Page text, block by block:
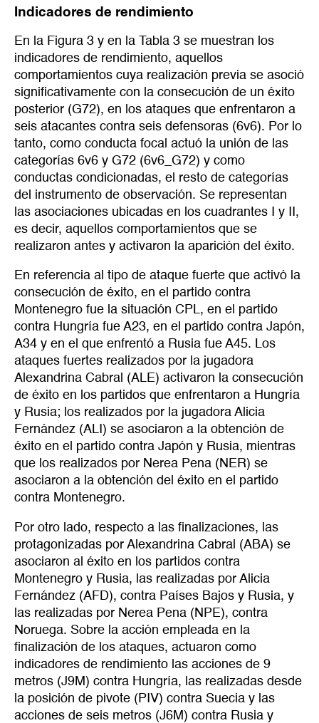
Indicadores de rendimiento
En la Figura 3 y en la Tabla 3 se muestran los
indicadores de rendimiento, aquellos
comportamientos cuya realización previa se asoció
significativamente con la consecución de un éxito
posterior (G72), en los ataques que enfrentaron a
seis atacantes contra seis defensoras (6v6). Por lo
tanto, como conducta focal actuó la unión de las
categorías 6v6 y G72 (6v6_G72) y como
conductas condicionadas, el resto de categorías
del instrumento de observación. Se representan
las asociaciones ubicadas en los cuadrantes I y II,
es decir, aquellos comportamientos que se
realizaron antes y activaron la aparición del éxito.
En referencia al tipo de ataque fuerte que activó la
consecución de éxito, en el partido contra
Montenegro fue la situación CPL, en el partido
contra Hungría fue A23, en el partido contra Japón,
A34 y en el que enfrentó a Rusia fue A45. Los
ataques fuertes realizados por la jugadora
Alexandrina Cabral (ALE) activaron la consecución
de éxito en los partidos que enfrentaron a Hungría
y Rusia; los realizados por la jugadora Alicia
Fernández (ALI) se asociaron a la obtención de
éxito en el partido contra Japón y Rusia, mientras
que los realizados por Nerea Pena (NER) se
asociaron a la obtención del éxito en el partido
contra Montenegro.
Por otro lado, respecto a las finalizaciones, las
protagonizadas por Alexandrina Cabral (ABA) se
asociaron al éxito en los partidos contra
Montenegro y Rusia, las realizadas por Alicia
Fernández (AFD), contra Países Bajos y Rusia, y
las realizadas por Nerea Pena (NPE), contra
Noruega. Sobre la acción empleada en la
finalización de los ataques, actuaron como
indicadores de rendimiento las acciones de 9
metros (J9M) contra Hungría, las realizadas desde
la posición de pivote (PIV) contra Suecia y las
acciones de seis metros (J6M) contra Rusia y